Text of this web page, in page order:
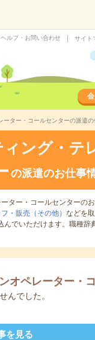
ヘルプ・お問い合わせ サイト
ター・コールセンターの派遣の
ング・テ
の派遣のお仕事
ター・コールセンターのお
・販売（その他） などを
でいただけます。職種辞
オペレーター・
んでした。
を見る